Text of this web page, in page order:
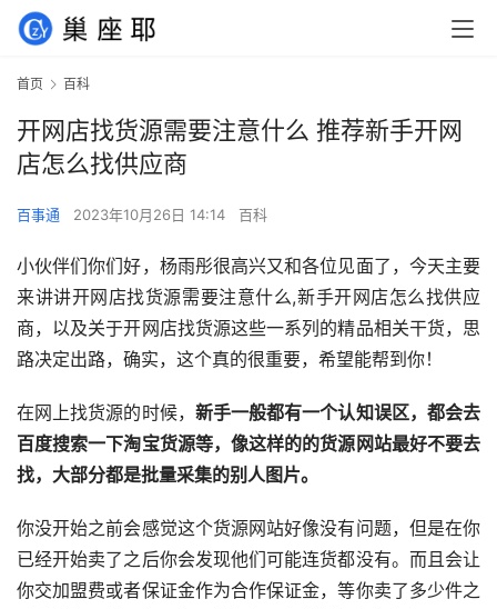
首页 百科
开网店找货源需要注意什么 推荐新手开网
店怎么找供应商
百事通 2023年10月26日 14:14 百科
小伙伴们你们好，杨雨彤很高兴又和各位见面了，今天主要
来讲讲开网店找货源需要注意什么,新手开网店怎么找供应
商，以及关于开网店找货源这些一系列的精品相关干货，思
路决定出路，确实，这个真的很重要，希望能帮到你！
在网上找货源的时候， 新手一般都有一个认知误区，都会去
百度搜索一下淘宝货源等，像这样的的货源网站最好不要去
找，大部分都是批量采集的别人图片。
你没开始之前会感觉这个货源网站好像没有问题，但是在你
已经开始卖了之后你会发现他们可能连货都没有。而且会让
你交加盟费或者保证金作为合作保证金，等你卖了多少件之